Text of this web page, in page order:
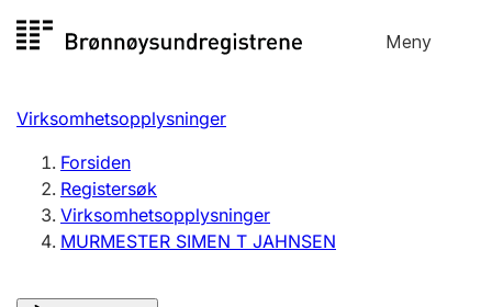
til
Meny
Registersøk
Aksjeselskap
Enkeltpersonforetak
Registrere, endre, slette
Virksomhetsopplysninger
Forsiden
Registersøk
Virksomhetsopplysninger
MURMESTER SIMEN T JAHNSEN